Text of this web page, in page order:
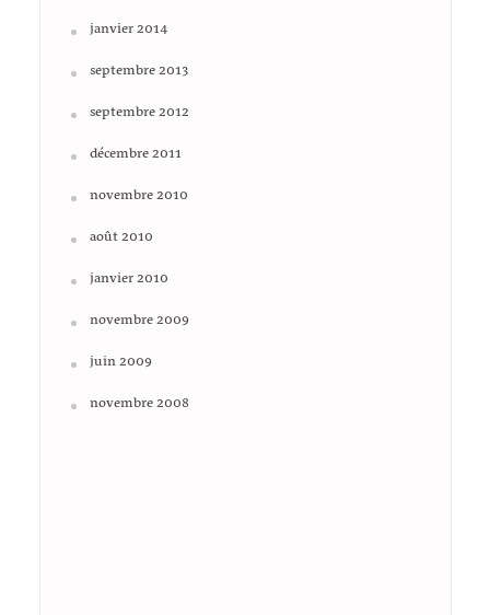
janvier 2014
septembre 2013
septembre 2012
décembre 2011
novembre 2010
août 2010
janvier 2010
novembre 2009
juin 2009
novembre 2008